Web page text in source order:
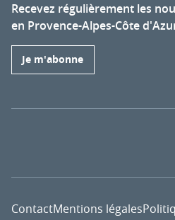
Recevez régulièrement les
en Provence-Alpes-Côte
Je m'abonne
ContactMentions légales